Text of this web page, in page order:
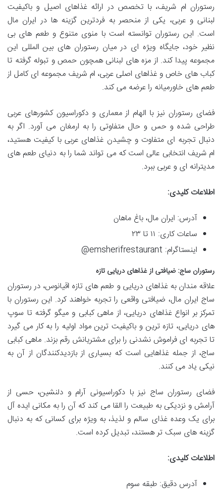
رستوران ام شریف، با تخصص در ارائه غذاهای اصیل و باکیفیت
لبنانی و عربی، یکی از منحصر به فردترین گزینه ها در ایران مال
است. این رستوران توانسته است با منوی متنوع و طعم های بی
نظیر خود، جایگاه ویژه ای در میان رستوران های بین المللی این
مجموعه پیدا کند. از مزه های لبنانی همچون حمص و تبوله گرفته تا
کباب های خاص و غذاهای اصلی عربی، ام شریف مجموعه ای کامل از
طعم های خاورمیانه را عرضه می کند.
فضای رستوران نیز با الهام از معماری و دکوراسیون کشورهای عربی
طراحی شده و حس و حال متفاوتی را به ارمغان می آورد. اگر به
دنبال تجربه ای متفاوت و چشیدن غذاهای عربی با کیفیت هستید،
ام شریف انتخابی عالی است که می تواند شما را به دنیای طعم های
مدیترانه ای و عربی ببرد.
اطلاعات کلیدی:
آدرس: ایران مال، باغ ماهان
ساعات کاری: ۱۱ تا ۲۳
اینستاگرام: emsherifrestaurant@
رستوران ساج: ضیافتی از غذاهای دریایی تازه
علاقه مندان به غذاهای دریایی و طعم های تازه اقیانوس، در رستوران
ساج ایران مال، ضیافتی واقعی را تجربه خواهند کرد. این رستوران با
تمرکز بر انواع غذاهای دریایی، از ماهی کبابی و میگو گرفته تا سوپ
های دریایی، تازه ترین و باکیفیت ترین مواد اولیه را به کار می گیرد
تا تجربه ای فراموش نشدنی را برای مشتریانش رقم بزند. ماهی کبابی
ساج، از جمله غذاهایی است که بسیاری از بازدیدکنندگان از آن به
نیکی یاد می کنند.
فضای رستوران ساج نیز با دکوراسیونی آرام و دلنشین، حسی از
آرامش و نزدیکی به طبیعت را القا می کند که آن را به مکانی ایده آل
برای یک وعده غذای سالم و لذیذ، به ویژه برای کسانی که به دنبال
گزینه های سبک تر هستند، تبدیل کرده است.
اطلاعات کلیدی:
آدرس دقیق: طبقه سوم